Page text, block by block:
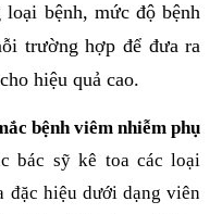
loại bệnh, mức độ bệnh
trường hợp để đưa ra
hiệu quả cao.
bệnh viêm nhiễm phụ
bác sỹ kê toa các loại
đặc hiệu dưới dạng viên